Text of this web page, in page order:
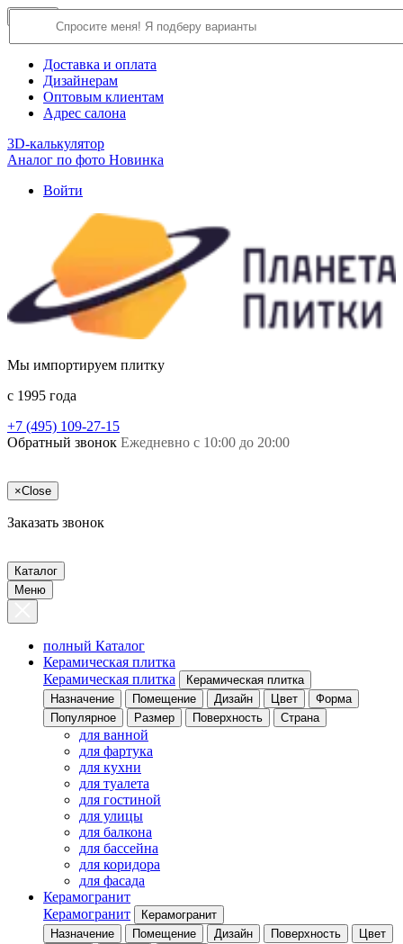
О компании
Доставка и оплата
Дизайнерам
Оптовым клиентам
Адрес салона
3D-калькулятор
Аналог по фото Новинка
Войти
Мы импортируем плитку
c 1995 года
+7 (495) 109-27-15
Обратный звонок Ежедневно с 10:00 до 20:00
×Close
Заказать звонок
Каталог
Меню
полный Каталог
Керамическая плитка
Керамическая плитка
Керамическая плитка
Назначение
Помещение Дизайн Цвет
Форма
Популярное
Размер Поверхность Страна
для ванной
для фартука
для кухни
для туалета
для гостиной
для улицы
для балкона
для бассейна
для коридора
для фасада
Керамогранит
Керамогранит
Керамогранит
Назначение
Помещение Дизайн Поверхность
Цвет